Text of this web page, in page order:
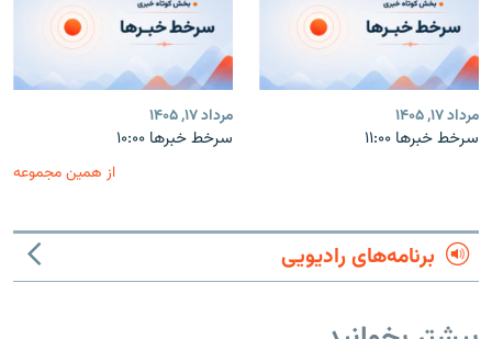
مرداد ۱۷, ۱۴۰۵
سرخط خبرها ۱۱:۰۰
مرداد ۱۷, ۱۴۰۵
سرخط خبرها ۱۰:۰۰
از همین مجموعه
برنامه‌های رادیویی